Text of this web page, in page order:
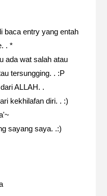
baca entry yang entah
. *
ada wat salah atau
tersungging. . :P
ALLAH. .
kekhilafan diri. . :)
sayang saya. .:)